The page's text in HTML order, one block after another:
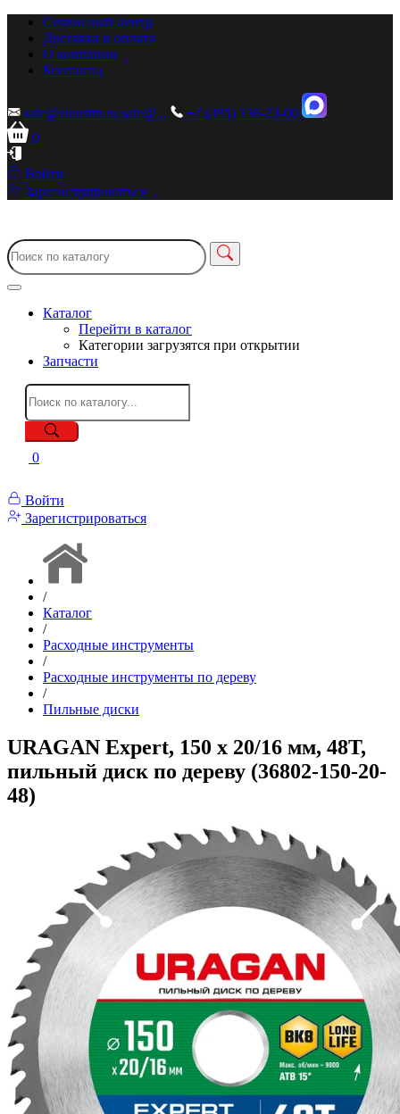
Сервисный центр
Доставка и оплата
О компании
Контакты
sale@zionstm.ru sale@...
+7 (495) 136-23-00
0
Войти
Зарегистрироваться
Каталог
Перейти в каталог
Категории загрузятся при открытии
Запчасти
0
Войти
Зарегистрироваться
/
Каталог
/
Расходные инструменты
/
Расходные инструменты по дереву
/
Пильные диски
URAGAN Expert, 150 х 20/16 мм, 48Т,
пильный диск по дереву (36802-150-20-
48)